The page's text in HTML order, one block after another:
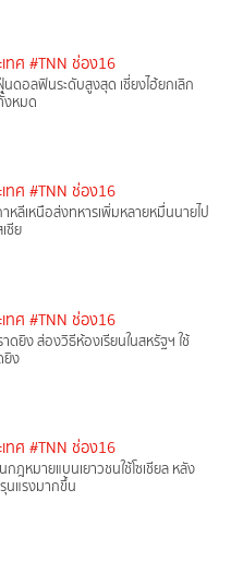
ทศ #TNN ช่อง16
ดอลฟินระดับสูงสุด เซี่ยงไฮ้ยกเลิก
งหมด
ทศ #TNN ช่อง16
าหลีเหนือส่งทหารเพิ่มหลายหมื่นนายไป
ซีย
ทศ #TNN ช่อง16
ดยิง ส่องวิธีห้องเรียนในสหรัฐฯ ใช้
ยิง
ทศ #TNN ช่อง16
ฎหมายแบนเยาวชนใช้โซเชียล หลัง
นแรงมากขึ้น